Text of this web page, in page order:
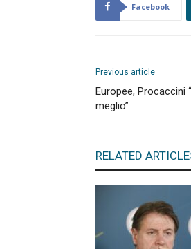
Facebook
Previous article
Europee, Procaccini
meglio”
RELATED